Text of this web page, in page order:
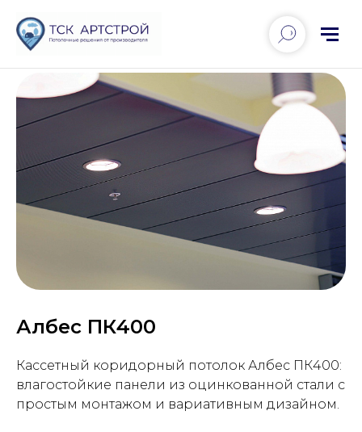
Албес ПК400
Кассетный коридорный потолок Албес ПК400:
влагостойкие панели из оцинкованной стали с
простым монтажом и вариативным дизайном.